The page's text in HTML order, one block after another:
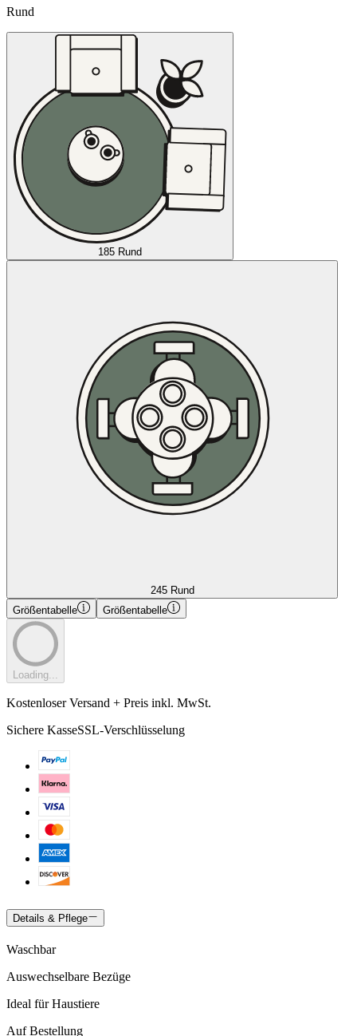
Rund
185 Rund
245 Rund
Größentabelle
Größentabelle
Loading...
Kostenloser Versand + Preis inkl. MwSt.
Sichere KasseSSL-Verschlüsselung
Details & Pflege
Waschbar
Auswechselbare Bezüge
Ideal für Haustiere
Auf Bestellung